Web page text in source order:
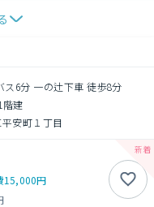
6分 一の辻下車 徒歩8分
階建
安町１丁目
15,000円